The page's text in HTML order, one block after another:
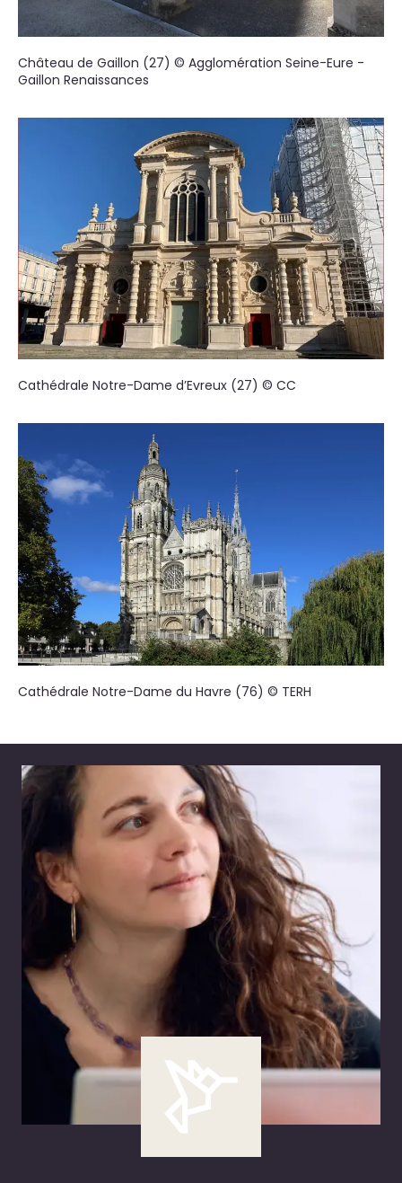
Château de Gaillon (27) © Agglomération Seine-Eure -
Gaillon Renaissances
Cathédrale Notre-Dame d’Evreux (27) © CC
Cathédrale Notre-Dame du Havre (76) © TERH